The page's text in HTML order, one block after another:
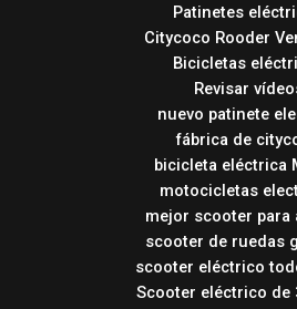
Patinetes
Citycoco Rooder
Bicicletas
Revisar
nuevo patinete
fábrica de
bicicleta eléctrica
motocicletas
mejor scooter para
scooter de ruedas
scooter eléctrico
Scooter eléctrico de